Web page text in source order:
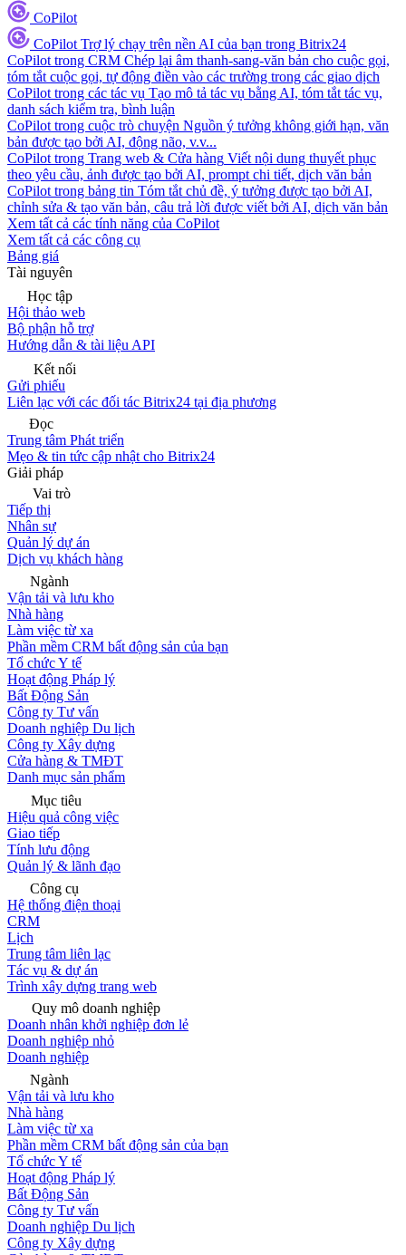
CoPilot
CoPilot Trợ lý chạy trên nền AI của bạn trong Bitrix24
CoPilot trong CRM Chép lại âm thanh-sang-văn bản cho cuộc gọi,
tóm tắt cuộc gọi, tự động điền vào các trường trong các giao dịch
CoPilot trong các tác vụ Tạo mô tả tác vụ bằng AI, tóm tắt tác vụ,
danh sách kiểm tra, bình luận
CoPilot trong cuộc trò chuyện Nguồn ý tưởng không giới hạn, văn
bản được tạo bởi AI, động não, v.v...
CoPilot trong Trang web & Cửa hàng Viết nội dung thuyết phục
theo yêu cầu, ảnh được tạo bởi AI, prompt chi tiết, dịch văn bản
CoPilot trong bảng tin Tóm tắt chủ đề, ý tưởng được tạo bởi AI,
chỉnh sửa & tạo văn bản, câu trả lời được viết bởi AI, dịch văn bản
Xem tất cả các tính năng của CoPilot
Xem tất cả các công cụ
Bảng giá
Tài nguyên
Học tập
Hội thảo web
Bộ phận hỗ trợ
Hướng dẫn & tài liệu API
Kết nối
Gửi phiếu
Liên lạc với các đối tác Bitrix24 tại địa phương
Đọc
Trung tâm Phát triển
Mẹo & tin tức cập nhật cho Bitrix24
Giải pháp
Vai trò
Tiếp thị
Nhân sự
Quản lý dự án
Dịch vụ khách hàng
Ngành
Vận tải và lưu kho
Nhà hàng
Làm việc từ xa
Phần mềm CRM bất động sản của bạn
Tổ chức Y tế
Hoạt động Pháp lý
Bất Động Sản
Công ty Tư vấn
Doanh nghiệp Du lịch
Công ty Xây dựng
Cửa hàng & TMĐT
Danh mục sản phẩm
Mục tiêu
Hiệu quả công việc
Giao tiếp
Tính lưu động
Quản lý & lãnh đạo
Công cụ
Hệ thống điện thoại
CRM
Lịch
Trung tâm liên lạc
Tác vụ & dự án
Trình xây dựng trang web
Quy mô doanh nghiệp
Doanh nhân khởi nghiệp đơn lẻ
Doanh nghiệp nhỏ
Doanh nghiệp
Ngành
Vận tải và lưu kho
Nhà hàng
Làm việc từ xa
Phần mềm CRM bất động sản của bạn
Tổ chức Y tế
Hoạt động Pháp lý
Bất Động Sản
Công ty Tư vấn
Doanh nghiệp Du lịch
Công ty Xây dựng